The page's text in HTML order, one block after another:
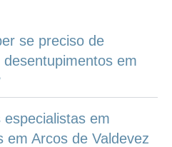
se preciso de
em
em
em Arcos de Valdevez